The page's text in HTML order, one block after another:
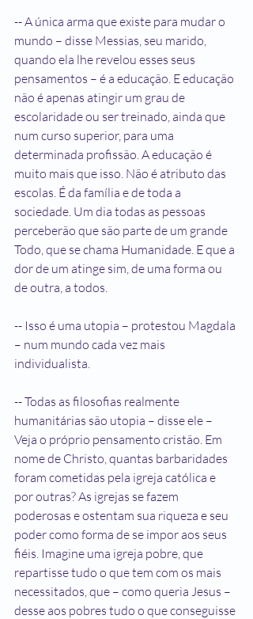
-- A única arma que existe para mudar o
mundo – disse Messias, seu marido,
quando ela lhe revelou esses seus
pensamentos – é a educação. E educação
não é apenas atingir um grau de
escolaridade ou ser treinado, ainda que
num curso superior, para uma
determinada profissão. A educação é
muito mais que isso. Não é atributo das
escolas. É da família e de toda a
sociedade. Um dia todas as pessoas
perceberão que são parte de um grande
Todo, que se chama Humanidade. E que a
dor de um atinge sim, de uma forma ou
de outra, a todos.
-- Isso é uma utopia – protestou Magdala
– num mundo cada vez mais
individualista.
-- Todas as filosofias realmente
humanitárias são utopia – disse ele –
Veja o próprio pensamento cristão. Em
nome de Christo, quantas barbaridades
foram cometidas pela igreja católica e
por outras? As igrejas se fazem
poderosas e ostentam sua riqueza e seu
poder como forma de se impor aos seus
fiéis. Imagine uma igreja pobre, que
repartisse tudo o que tem com os mais
necessitados, que – como queria Jesus –
desse aos pobres tudo o que conseguisse